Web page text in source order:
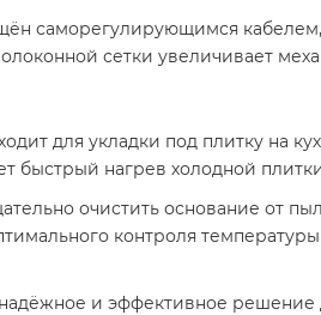
саморегулирующимся
сетки увеличивает
для укладки под плитку на
быстрый нагрев холодной
очистить основание от
контроля
и эффективное